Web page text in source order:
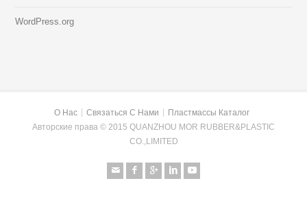
WordPress.org
О Нас Связаться С Нами
Пластмассы Каталог
Авторские права © 2015 QUANZHOU MOR RUBBER&PLASTIC
CO.,LIMITED